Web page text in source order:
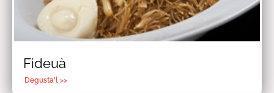
Fideuà
Degusta'l >>